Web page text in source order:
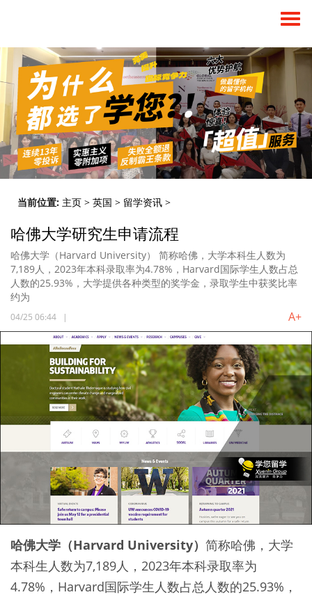
当前位置: 主页 > 英国 > 留学资讯 >
哈佛大学研究生申请流程
哈佛大学（Harvard University） 简称哈佛，大学本科生人数为
7,189人，2023年本科录取率为4.78%，Harvard国际学生人数占总
人数的25.93%，大学提供各种类型的奖学金，录取学生中获奖比率
约为
04/25 06:44 | A+
哈佛大学（Harvard University） 简称哈佛，大学
本科生人数为7,189人，2023年本科录取率为
4.78%，Harvard国际学生人数占总人数的25.93%，